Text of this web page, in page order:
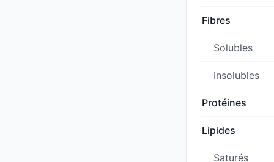
Fibres
Solubles
Insolubles
Protéines
Lipides
Saturés